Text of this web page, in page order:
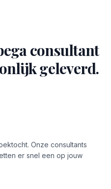
consultant
geleverd.
Onze consultants
er snel een op jouw